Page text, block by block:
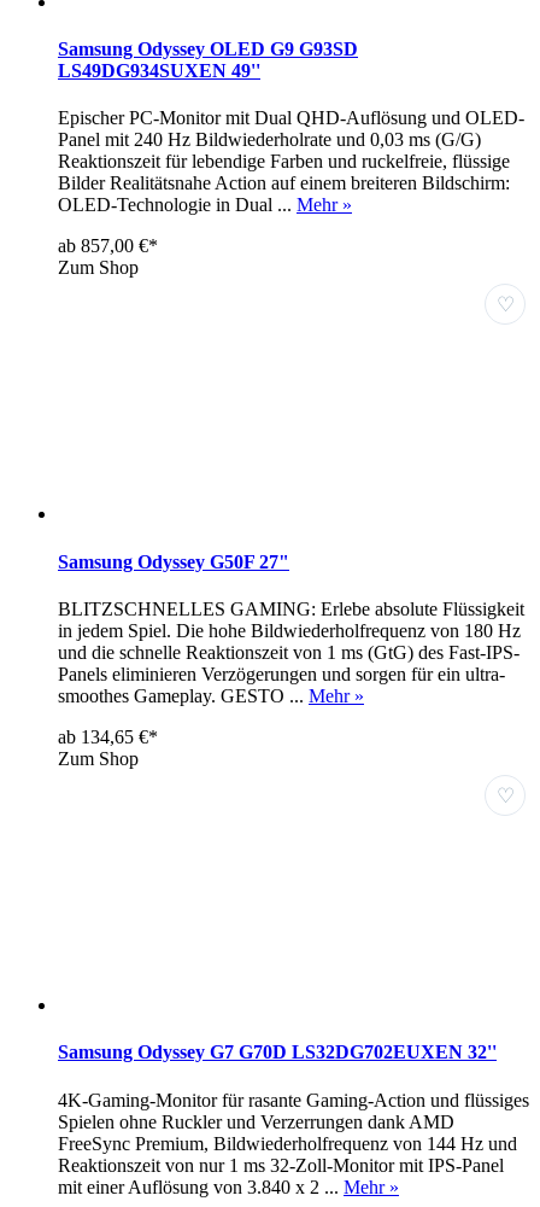
Samsung Odyssey OLED G9 G93SD
LS49DG934SUXEN 49''
Epischer PC-Monitor mit Dual QHD-Auflösung und OLED-
Panel mit 240 Hz Bildwiederholrate und 0,03 ms (G/G)
Reaktionszeit für lebendige Farben und ruckelfreie, flüssige
Bilder Realitätsnahe Action auf einem breiteren Bildschirm:
OLED-Technologie in Dual ... Mehr »
ab 857,00 €*
Zum Shop
♡
Samsung Odyssey G50F 27"
BLITZSCHNELLES GAMING: Erlebe absolute Flüssigkeit
in jedem Spiel. Die hohe Bildwiederholfrequenz von 180 Hz
und die schnelle Reaktionszeit von 1 ms (GtG) des Fast-IPS-
Panels eliminieren Verzögerungen und sorgen für ein ultra-
smoothes Gameplay. GESTO ... Mehr »
ab 134,65 €*
Zum Shop
♡
Samsung Odyssey G7 G70D LS32DG702EUXEN 32''
4K-Gaming-Monitor für rasante Gaming-Action und flüssiges
Spielen ohne Ruckler und Verzerrungen dank AMD
FreeSync Premium, Bildwiederholfrequenz von 144 Hz und
Reaktionszeit von nur 1 ms 32-Zoll-Monitor mit IPS-Panel
mit einer Auflösung von 3.840 x 2 ... Mehr »